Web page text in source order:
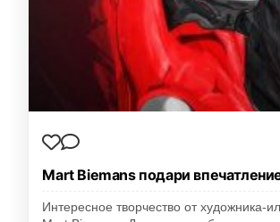
Mart Biemans подари
Интересное творчество от художника-